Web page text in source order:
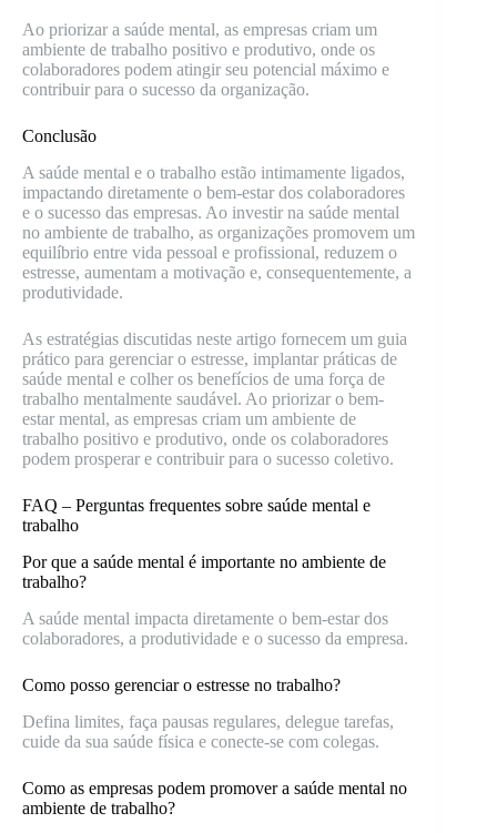
Ao priorizar a saúde mental, as empresas criam um
ambiente de trabalho positivo e produtivo, onde os
colaboradores podem atingir seu potencial máximo e
contribuir para o sucesso da organização.
Conclusão
A saúde mental e o trabalho estão intimamente ligados,
impactando diretamente o bem-estar dos colaboradores
e o sucesso das empresas. Ao investir na saúde mental
no ambiente de trabalho, as organizações promovem um
equilíbrio entre vida pessoal e profissional, reduzem o
estresse, aumentam a motivação e, consequentemente, a
produtividade.
As estratégias discutidas neste artigo fornecem um guia
prático para gerenciar o estresse, implantar práticas de
saúde mental e colher os benefícios de uma força de
trabalho mentalmente saudável. Ao priorizar o bem-
estar mental, as empresas criam um ambiente de
trabalho positivo e produtivo, onde os colaboradores
podem prosperar e contribuir para o sucesso coletivo.
FAQ – Perguntas frequentes sobre saúde mental e
trabalho
Por que a saúde mental é importante no ambiente de
trabalho?
A saúde mental impacta diretamente o bem-estar dos
colaboradores, a produtividade e o sucesso da empresa.
Como posso gerenciar o estresse no trabalho?
Defina limites, faça pausas regulares, delegue tarefas,
cuide da sua saúde física e conecte-se com colegas.
Como as empresas podem promover a saúde mental no
ambiente de trabalho?